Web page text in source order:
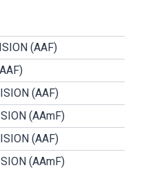
(AAF)
(AAF)
(AAmF)
(AAF)
(AAmF)